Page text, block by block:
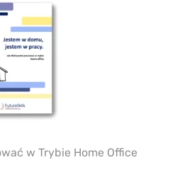
w Trybie Home Office